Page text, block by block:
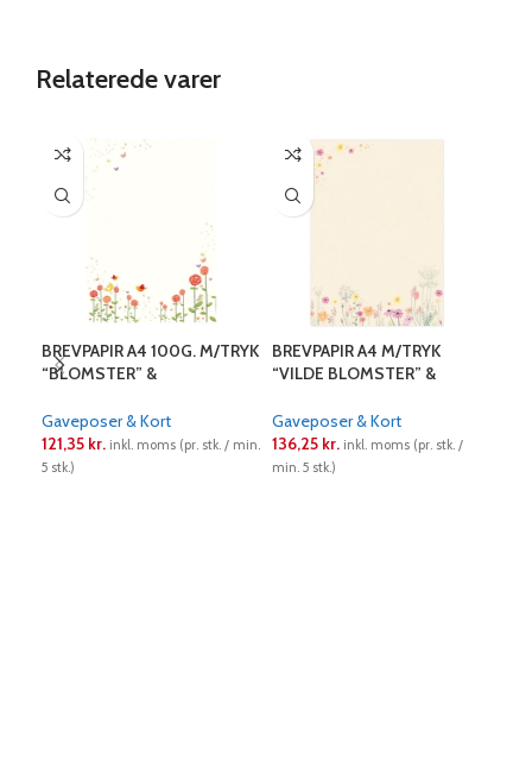
Relaterede varer
BREVPAPIR A4 100G. M/TRYK
“BLOMSTER” &
Gaveposer & Kort
121,35 kr. inkl. moms (pr. stk. / min.
5 stk.)
BREVPAPIR A4 M/TRYK
“VILDE BLOMSTER” &
STK – SUKKERRØRS PAPIR
Gaveposer & Kort
136,25 kr. inkl. moms (pr. stk. /
min. 5 stk.)